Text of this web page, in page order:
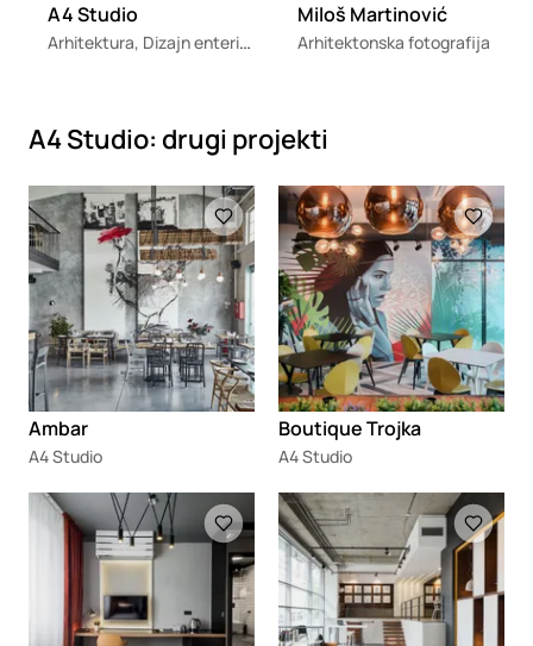
A4 Studio
Arhitektura, Dizajn enterijera
Miloš Martinović
Arhitektonska fotografija
A4 Studio: drugi projekti
Loading
Ambar
A4 Studio
Loading
Boutique Trojka
A4 Studio
Loading Loading